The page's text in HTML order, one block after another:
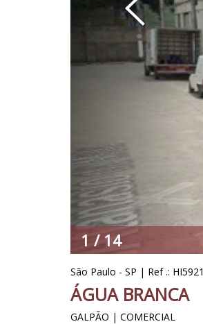
1 / 14
São Paulo - SP | Ref .: HI5921
ÁGUA BRANCA
GALPÃO | COMERCIAL